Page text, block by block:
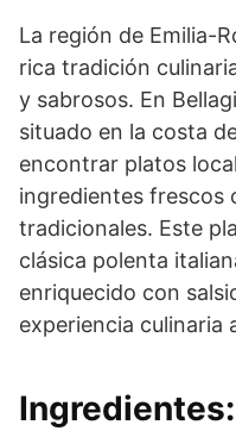
La región de Emilia-
rica tradición
y sabrosos. En
situado en la costa
encontrar platos
ingredientes frescos
tradicionales. Este
clásica polenta
enriquecido con
experiencia culinaria
Ingredientes: